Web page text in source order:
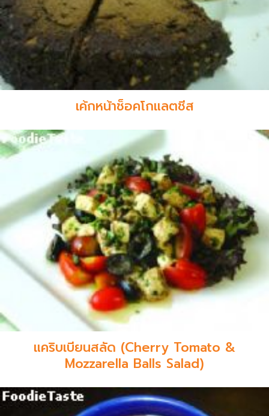
เค้กหน้าช็อคโกแลตชีส
แคริบเบียนสลัด (Cherry Tomato &
Mozzarella Balls Salad)